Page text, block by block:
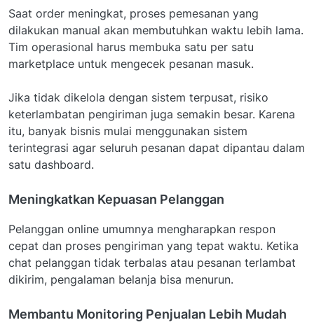
Saat order meningkat, proses pemesanan yang
dilakukan manual akan membutuhkan waktu lebih lama.
Tim operasional harus membuka satu per satu
marketplace untuk mengecek pesanan masuk.
Jika tidak dikelola dengan sistem terpusat, risiko
keterlambatan pengiriman juga semakin besar. Karena
itu, banyak bisnis mulai menggunakan sistem
terintegrasi agar seluruh pesanan dapat dipantau dalam
satu dashboard.
Meningkatkan Kepuasan Pelanggan
Pelanggan online umumnya mengharapkan respon
cepat dan proses pengiriman yang tepat waktu. Ketika
chat pelanggan tidak terbalas atau pesanan terlambat
dikirim, pengalaman belanja bisa menurun.
Membantu Monitoring Penjualan Lebih Mudah